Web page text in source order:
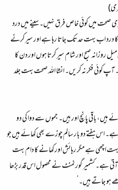
صحت میں کوئی خاص فرق نہیں۔ سینے میں درد
درد اب بہت حد تک جاتا رہا ہے اور سیر کرنے
روزانہ صبح اور شام سیر کرتا ہوں اور دن کا
کوئی فکر نہ کریں۔ انشا اللہ صحت بہت جلد
ہیں، باقی پانچ اور ہیں۔ جموں سے دوا کی دو
اس ہفتے دو بار سالم چوزے بھی کھائے ہیں جو
اچھی ہے مگر رہائش اور کھانے کا دام بہت
ہے۔ کشمیر گورنمنٹ نے محصول اس قدر بڑھا
ہو جاتے ہیں۔‘